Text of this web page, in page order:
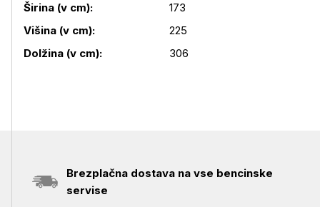
Širina (v cm):
173
Višina (v cm):
225
Dolžina (v cm):
306
Brezplačna dostava na vse bencinske
servise